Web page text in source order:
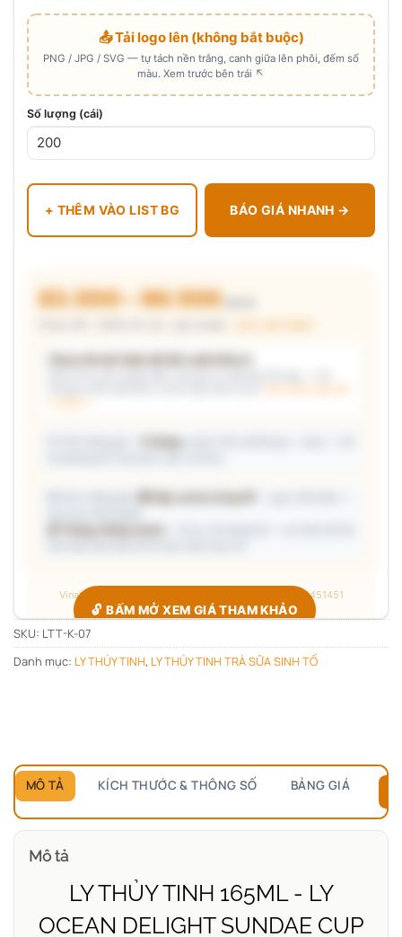
📤 Tải logo lên (không bắt buộc)
PNG / JPG / SVG — tự tách nền trắng, canh giữa lên phôi, đếm số
màu. Xem trước bên trái ↖
Số lượng (cái)
+ THÊM VÀO LIST BG BÁO GIÁ NHANH →
83.500 – 90.500
🔓 BẤM MỞ XEM GIÁ THAM KHẢO
Giá đang ẩn — xác nhận bạn thuộc nhóm nào để hiện đúng
Vinaly · Công xưởng quà tặng B2B · Hotline/Zalo 0705451451
SKU: LTT-K-07
Danh mục: LY THỦY TINH, LY THỦY TINH TRÀ SỮA SINH TỐ
MÔ TẢ KÍCH THƯỚC & THÔNG SỐ BẢNG GIÁ
Mô tả
LY THỦY TINH 165ML - LY
OCEAN DELIGHT SUNDAE CUP